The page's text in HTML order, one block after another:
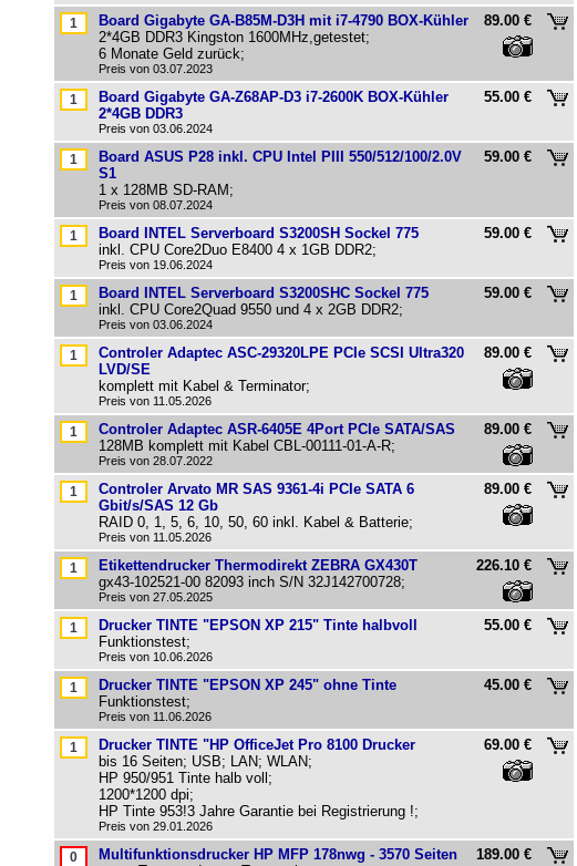
Board Gigabyte GA-B85M-D3H mit i7-4790 BOX-Kühler
2*4GB DDR3 Kingston 1600MHz,getestet;
6 Monate Geld zurück;
Preis von 03.07.2023
89.00 €
Board Gigabyte GA-Z68AP-D3 i7-2600K BOX-Kühler
2*4GB DDR3
Preis von 03.06.2024
55.00 €
Board ASUS P28 inkl. CPU Intel PIII 550/512/100/2.0V
S1
1 x 128MB SD-RAM;
Preis von 08.07.2024
59.00 €
Board INTEL Serverboard S3200SH Sockel 775
inkl. CPU Core2Duo E8400 4 x 1GB DDR2;
Preis von 19.06.2024
59.00 €
Board INTEL Serverboard S3200SHC Sockel 775
inkl. CPU Core2Quad 9550 und 4 x 2GB DDR2;
Preis von 03.06.2024
59.00 €
Controler Adaptec ASC-29320LPE PCIe SCSI Ultra320
LVD/SE
komplett mit Kabel & Terminator;
Preis von 11.05.2026
89.00 €
Controler Adaptec ASR-6405E 4Port PCIe SATA/SAS
128MB komplett mit Kabel CBL-00111-01-A-R;
Preis von 28.07.2022
89.00 €
Controler Arvato MR SAS 9361-4i PCIe SATA 6
Gbit/s/SAS 12 Gb
RAID 0, 1, 5, 6, 10, 50, 60 inkl. Kabel & Batterie;
Preis von 11.05.2026
89.00 €
Etikettendrucker Thermodirekt ZEBRA GX430T
gx43-102521-00 82093 inch S/N 32J142700728;
Preis von 27.05.2025
226.10 €
Drucker TINTE "EPSON XP 215" Tinte halbvoll
Funktionstest;
Preis von 10.06.2026
55.00 €
Drucker TINTE "EPSON XP 245" ohne Tinte
Funktionstest;
Preis von 11.06.2026
45.00 €
Drucker TINTE "HP OfficeJet Pro 8100 Drucker
bis 16 Seiten; USB; LAN; WLAN;
HP 950/951 Tinte halb voll;
1200*1200 dpi;
HP Tinte 953!3 Jahre Garantie bei Registrierung !;
Preis von 29.01.2026
69.00 €
Multifunktionsdrucker HP MFP 178nwg - 3570 Seiten
189.00 €